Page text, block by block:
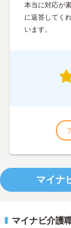
本当に対応が
に返答してく
います。
マイナ
マイナビ介護